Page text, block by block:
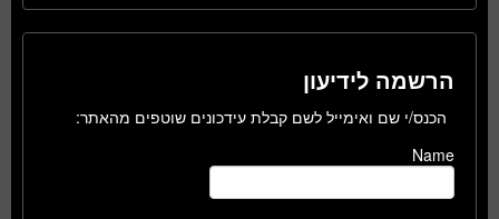
הרשמה לידיעון
הכנס/י שם ואימייל לשם קבלת עידכונים שוטפים מהאתר:
Name